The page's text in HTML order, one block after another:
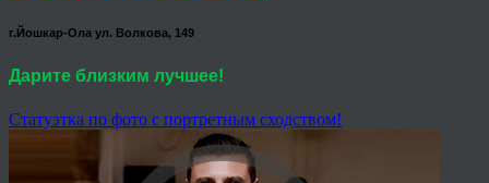
г.Йошкар-Ола ул. Волкова, 149
Дарите близким лучшее!
Статуэтка по фото с портретным сходством!